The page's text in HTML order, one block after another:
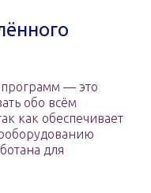
— это
обо всём
как обеспечивает
для